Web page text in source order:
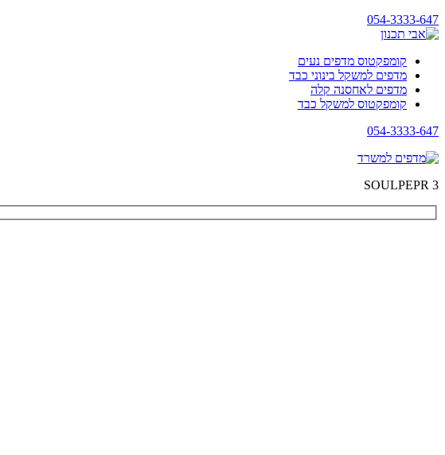
054-3333-647
קומפקטוס מדפים נעים
מדפים למשקל בינוני כבד
מדפים לאחסנה קלה
קומפקטוס למשקל כבד
054-3333-647
SOULPEPR 3